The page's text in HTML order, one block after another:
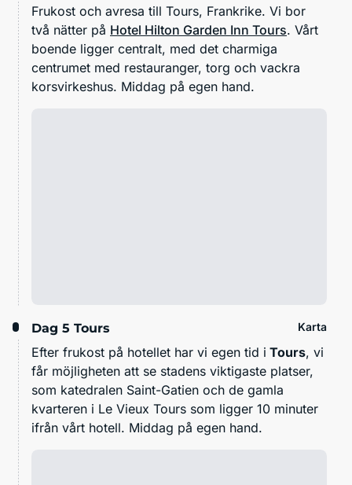
Frukost och avresa till Tours, Frankrike. Vi bor
två nätter på Hotel Hilton Garden Inn Tours. Vårt
boende ligger centralt, med det charmiga
centrumet med restauranger, torg och vackra
korsvirkeshus. Middag på egen hand.
Dag 5 Tours Karta
Efter frukost på hotellet har vi egen tid i Tours, vi
får möjligheten att se stadens viktigaste platser,
som katedralen Saint-Gatien och de gamla
kvarteren i Le Vieux Tours som ligger 10 minuter
ifrån vårt hotell. Middag på egen hand.